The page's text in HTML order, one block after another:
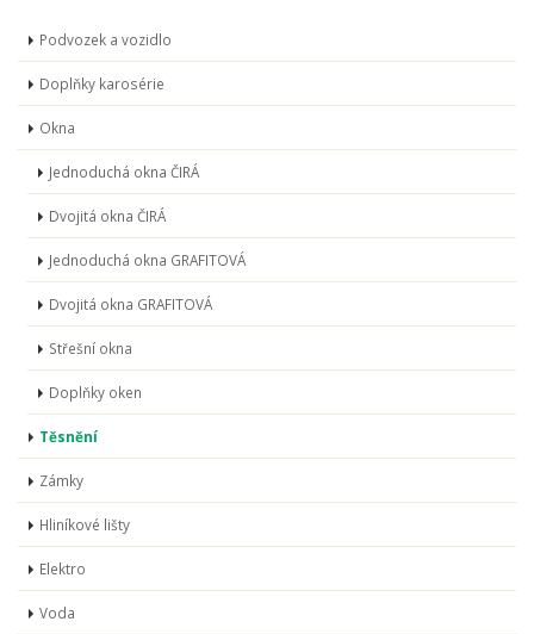
Podvozek a vozidlo
Doplňky karosérie
Okna
Jednoduchá okna ČIRÁ
Dvojitá okna ČIRÁ
Jednoduchá okna GRAFITOVÁ
Dvojitá okna GRAFITOVÁ
Střešní okna
Doplňky oken
Těsnění
Zámky
Hliníkové lišty
Elektro
Voda